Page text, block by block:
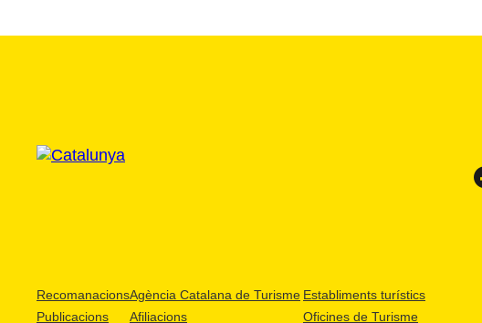
Recomanacions
Publicacions
Agència Catalana de Turisme
Afiliacions
Establiments turístics
Oficines de Turisme